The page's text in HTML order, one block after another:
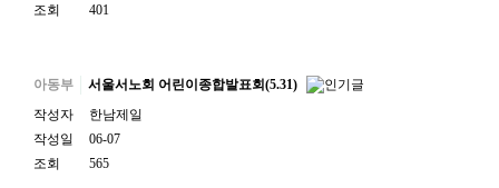
조회
401
아동부
서울서노회 어린이종합발표회(5.31)
작성자
한남제일
작성일
06-07
조회
565